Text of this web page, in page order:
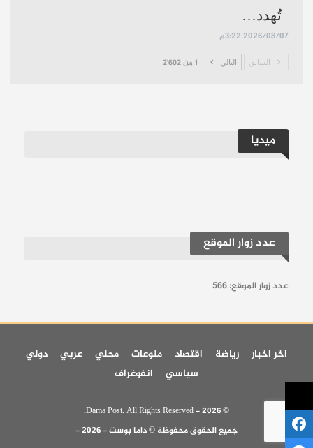
تُهدد…
2026/08/07 3:22م
السابق التالي 1 من 2٬602
ميديا
عدد زوار الموقع
عدد زوار الموقع:566
اخر اخبار رياضة اقتصاد منوعات محلي عربي
دولي
سياسي
انفوغراف
© 2026 - Dama Post. All Rights Reserved.
جميع الحقوق محفوظة © داما بوست - 2026 -